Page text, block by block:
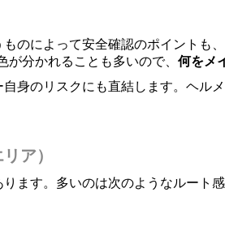
のによって安全確認のポイントも
分かれることも多いので、 何をメ
身のリスクにも直結します。ヘル
ア）
ます。多いのは次のようなルート感